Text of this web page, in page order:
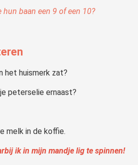
hun baan een 9 of een 10?
het huismerk zat?
peterselie ernaast?
melk in de koffie.
ik in mijn mandje lig te spinnen!